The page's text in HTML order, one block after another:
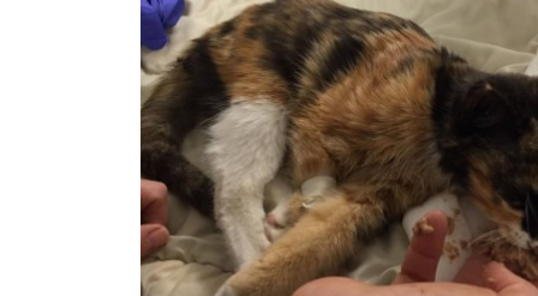
Chirurgie
Posté le 09 fév. 2019